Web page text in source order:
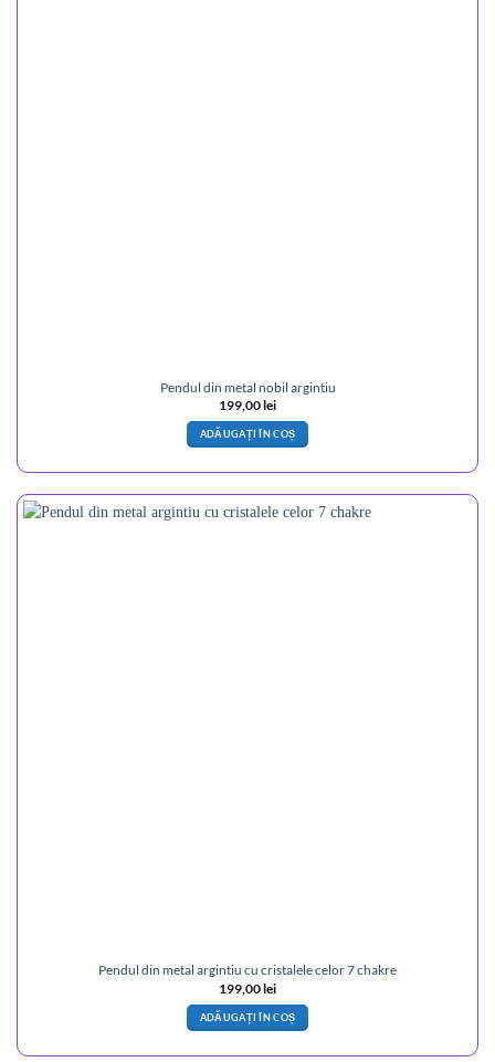
Pendul din metal nobil argintiu
199,00lei
ADĂUGAȚI ÎN COȘ
Pendul din metal argintiu cu cristalele celor 7 chakre
199,00lei
ADĂUGAȚI ÎN COȘ